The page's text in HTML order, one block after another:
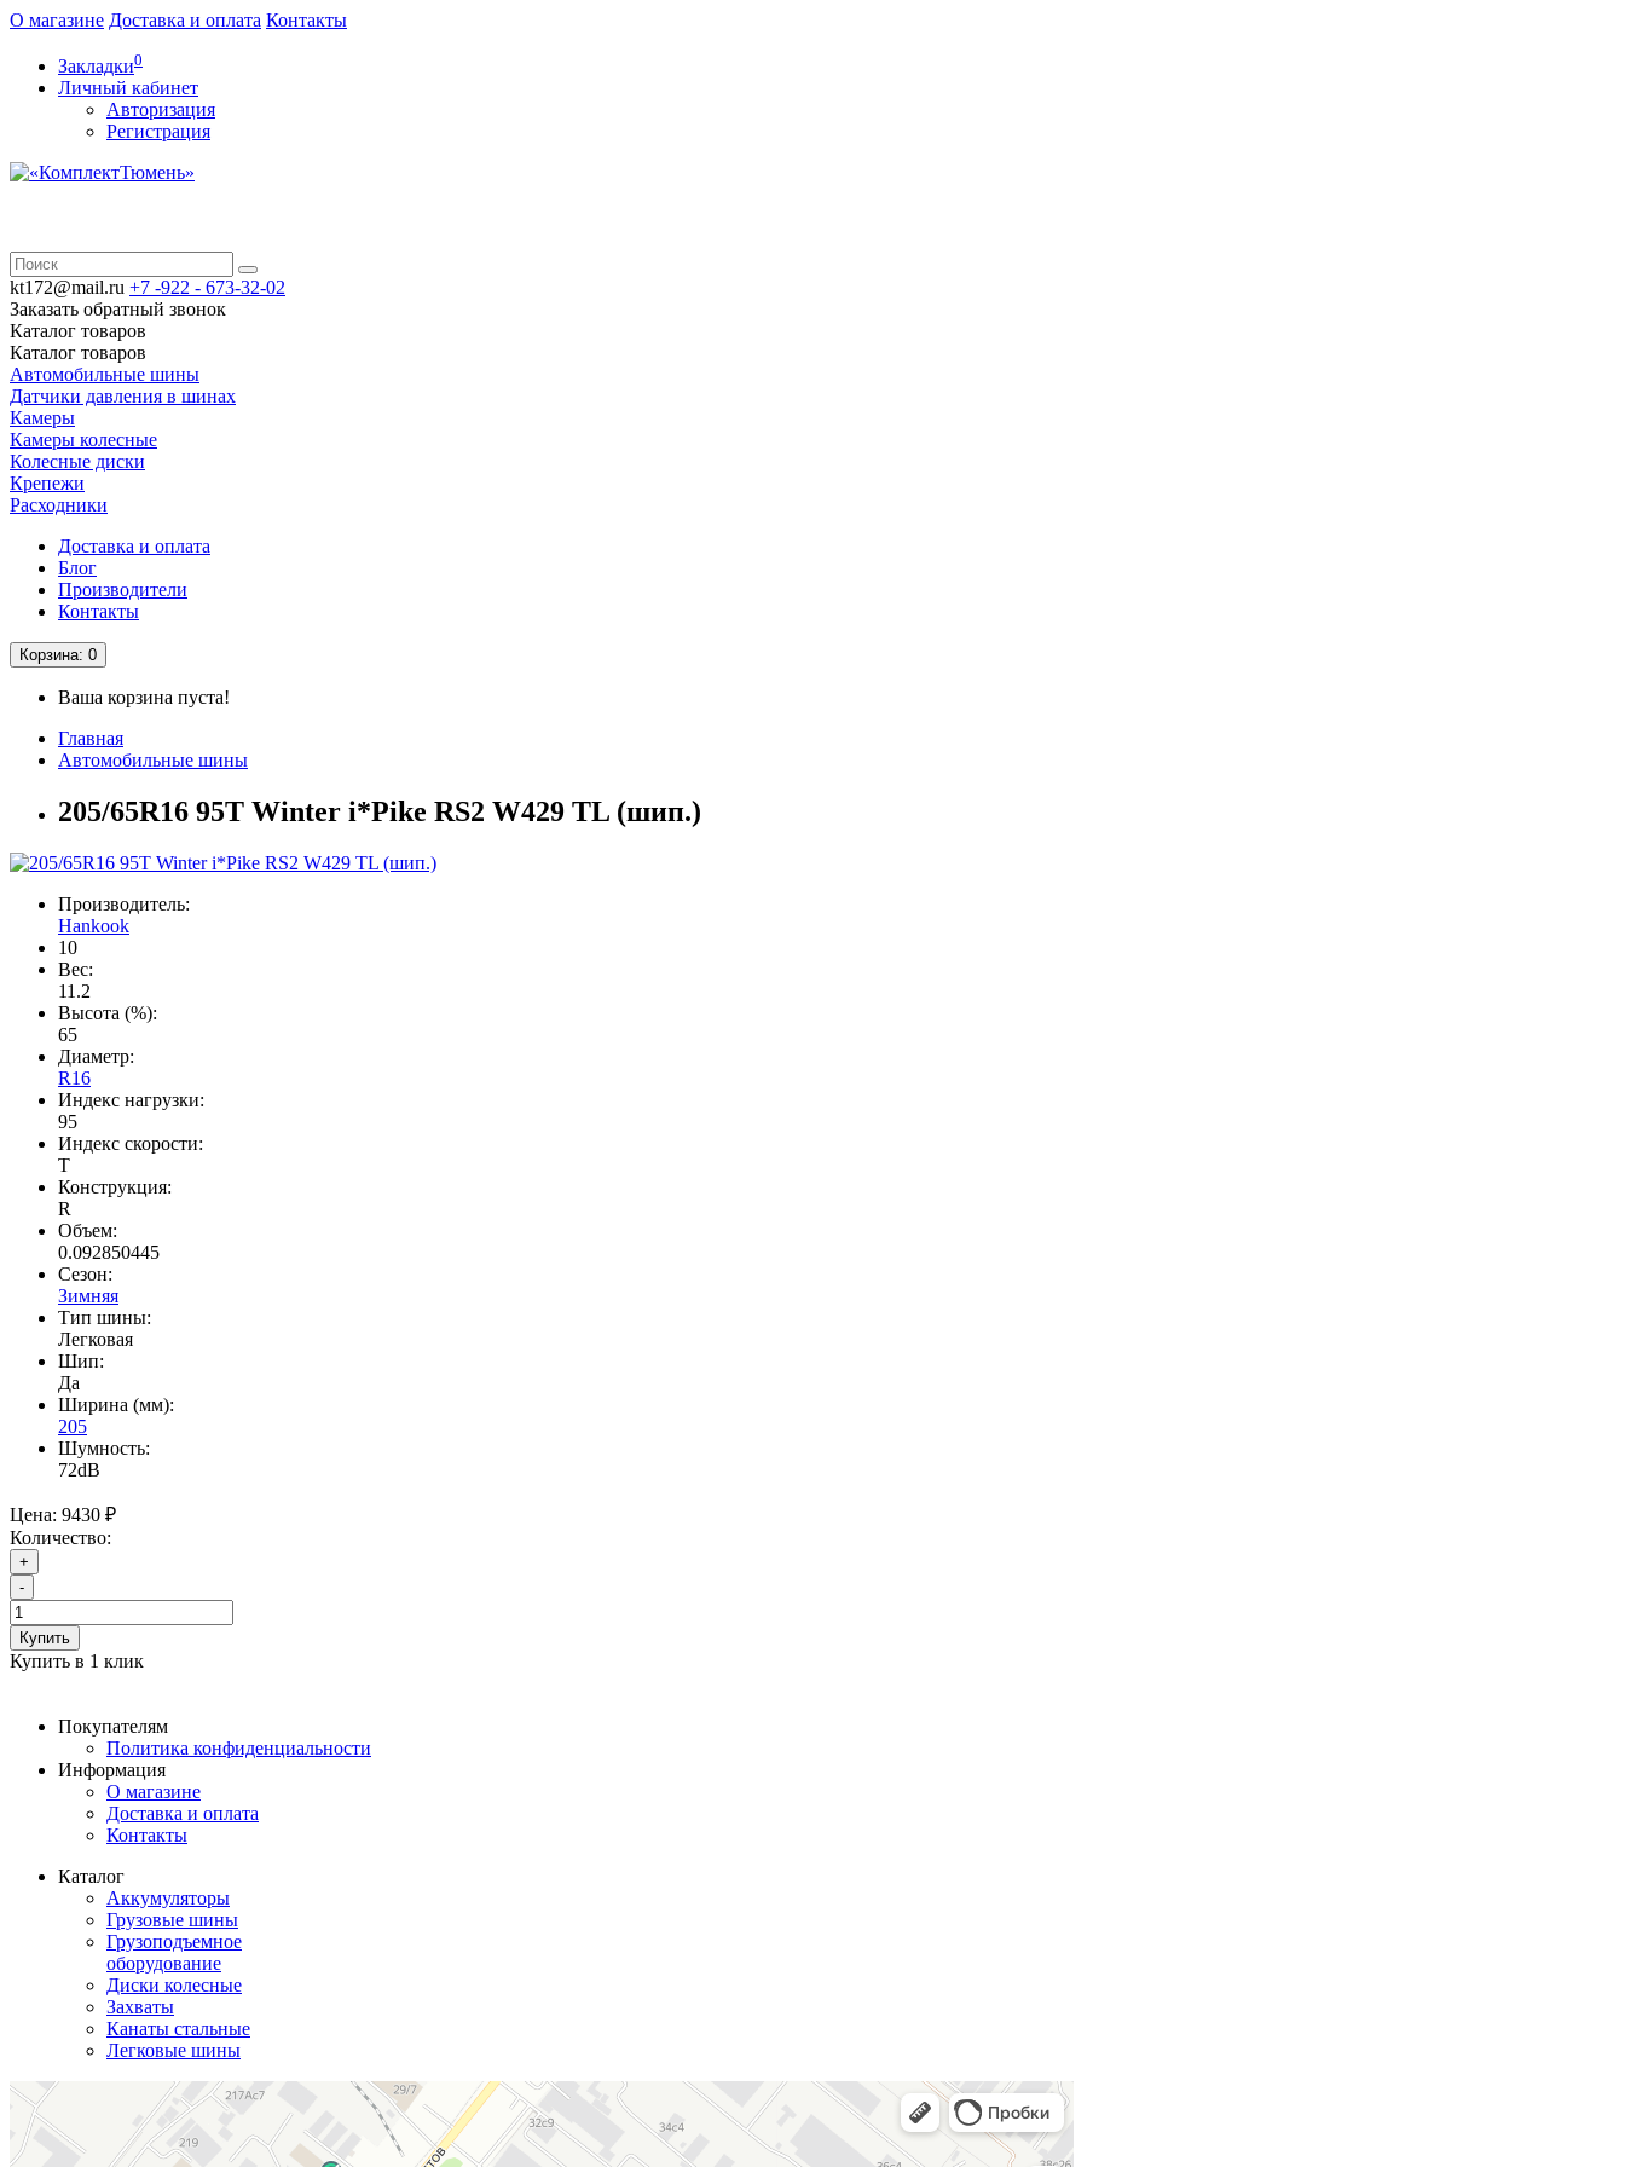
О магазине Доставка и оплата Контакты
Закладки0
Личный кабинет
Авторизация
Регистрация
kt172@mail.ru +7 -922 - 673-32-02
Заказать обратный звонок
Каталог товаров
Каталог товаров
Автомобильные шины
Датчики давления в шинах
Камеры
Камеры колесные
Колесные диски
Крепежи
Расходники
Доставка и оплата
Блог
Производители
Контакты
Корзина: 0
Ваша корзина пуста!
Главная
Автомобильные шины
205/65R16 95T Winter i*Pike RS2 W429 TL (шип.)
Производитель:
Hankook
10
Вес:
11.2
Высота (%):
65
Диаметр:
R16
Индекс нагрузки:
95
Индекс скорости:
T
Конструкция:
R
Объем:
0.092850445
Сезон:
Зимняя
Тип шины:
Легковая
Шип:
Да
Ширина (мм):
205
Шумность:
72dB
Цена: 9430 ₽
Количество:
+
-
Купить
Купить в 1 клик
Покупателям
Политика конфиденциальности
Информация
О магазине
Доставка и оплата
Контакты
Каталог
Аккумуляторы
Грузовые шины
Грузоподъемное
оборудование
Диски колесные
Захваты
Канаты стальные
Легковые шины